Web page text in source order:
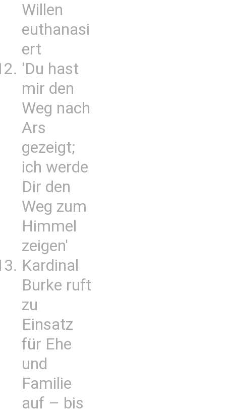
Willen
euthanasi
ert
'Du hast
mir den
Weg nach
Ars
gezeigt;
ich werde
Dir den
Weg zum
Himmel
zeigen'
Kardinal
Burke ruft
zu
Einsatz
für Ehe
und
Familie
auf – bis